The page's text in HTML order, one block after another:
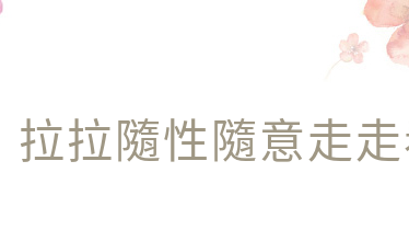
拉拉隨性隨意走